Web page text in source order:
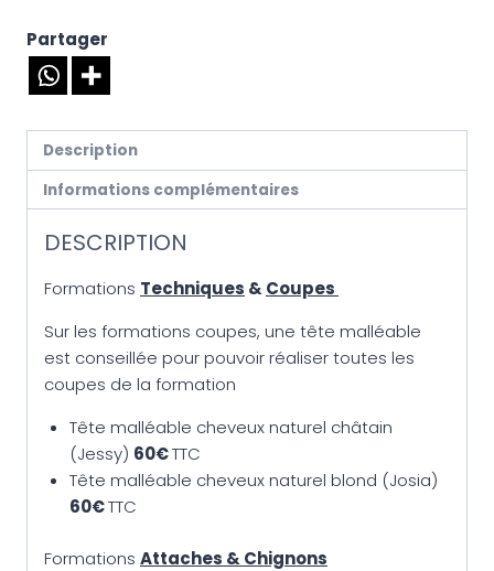
Partager
Description
Informations complémentaires
DESCRIPTION
Formations Techniques &Coupes
Sur les formations coupes, une tête malléable
est conseillée pour pouvoir réaliser toutes les
coupes de la formation
Tête malléable cheveux naturel châtain
(Jessy) 60€TTC
Tête malléable cheveux naturel blond (Josia)
60€TTC
Formations Attaches & Chignons